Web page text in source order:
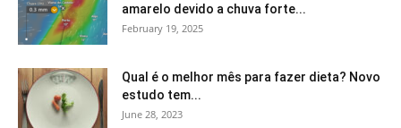
amarelo devido a chuva forte...
February 19, 2025
Qual é o melhor mês para fazer dieta? Novo
estudo tem...
June 28, 2023